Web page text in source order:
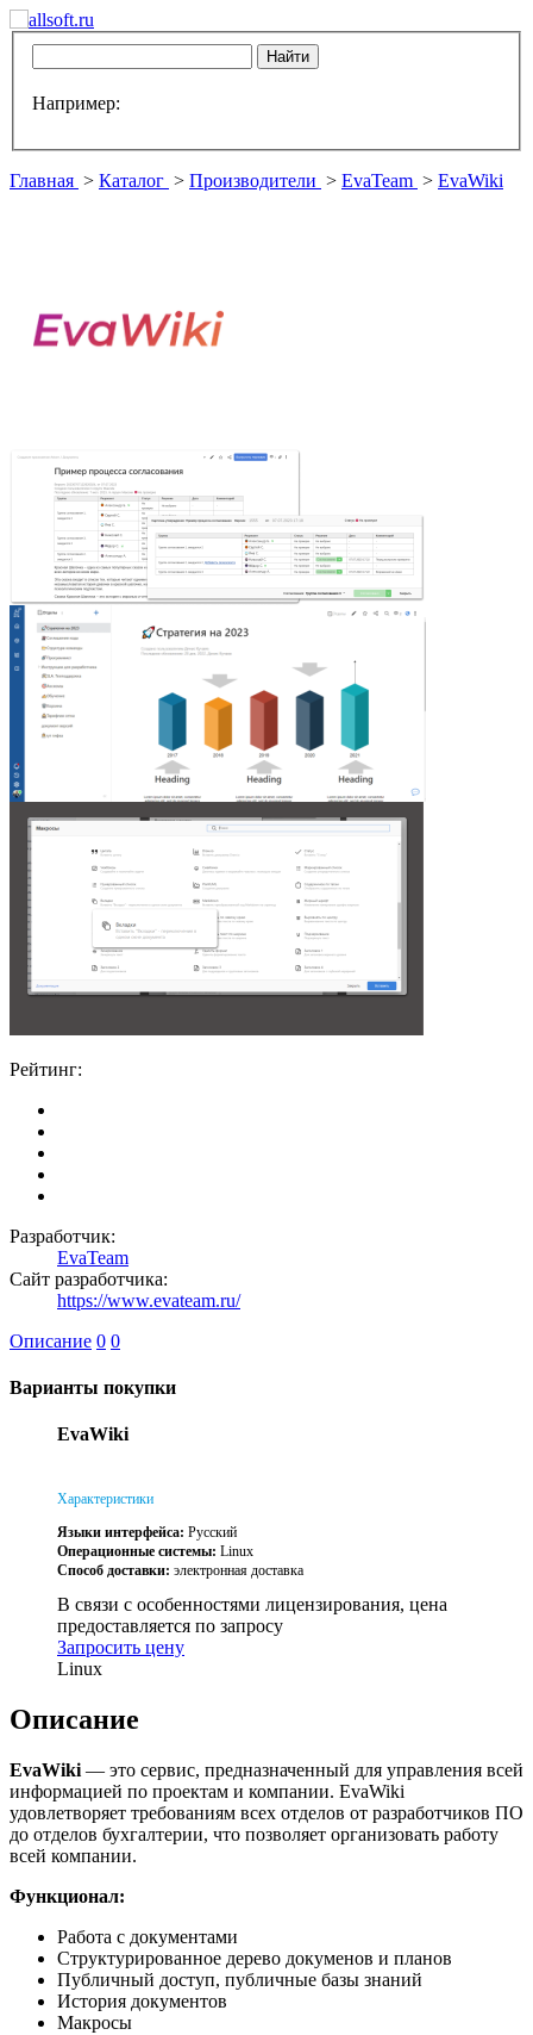
Например:
Главная > Каталог > Производители > EvaTeam > EvaWiki
Рейтинг:
Разработчик:
EvaTeam
Сайт разработчика:
https://www.evateam.ru/
Описание 0 0
Варианты покупки
EvaWiki
Характеристики
Языки интерфейса: Русский
Операционные системы: Linux
Способ доставки: электронная доставка
В связи с особенностями лицензирования, цена
предоставляется по запросу
Запросить цену
Linux
Описание
EvaWiki — это сервис, предназначенный для управления всей
информацией по проектам и компании. EvaWiki
удовлетворяет требованиям всех отделов от разработчиков ПО
до отделов бухгалтерии, что позволяет организовать работу
всей компании.
Функционал:
Работа с документами
Структурированное дерево докуменов и планов
Публичный доступ, публичные базы знаний
История документов
Макросы